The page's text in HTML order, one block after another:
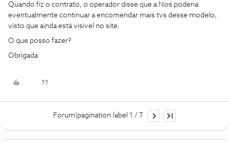
Quando fiz o contrato, o operador disse que a Nos poderia
eventualmente continuar a encomendar mais tvs desse modelo,
visto que ainda está visivel no site.
O que posso fazer?
Obrigada
Forum|pagination.label 1 / 7